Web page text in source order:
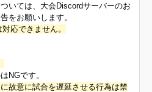
いては、大会Discordサーバーのお
をお願いします。
応できません。
NGです。
故意に試合を遅延させる行為は禁